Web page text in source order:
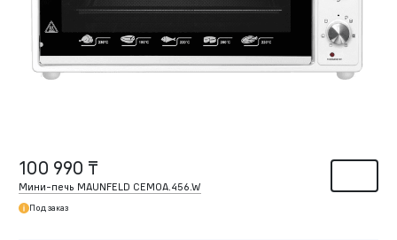
100 990 ₸
Мини-печь MAUNFELD CEMOA.456.W
Под заказ